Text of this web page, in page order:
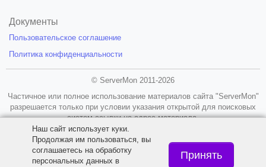
Документы
Пользовательское соглашение
Политика конфиденциальности
© ServerMon 2011-2026
Частичное или полное использование материалов сайта "ServerMon"
разрешается только при условии указания открытой для поисковых
систем ссылки на адрес материала.
18+
Наш сайт использует куки.
Продолжая им пользоваться, вы
соглашаетесь на обработку
персональных данных в
Принять